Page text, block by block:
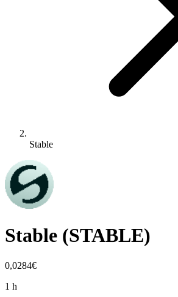
Stable
Stable (STABLE)
0,0284€
1 h